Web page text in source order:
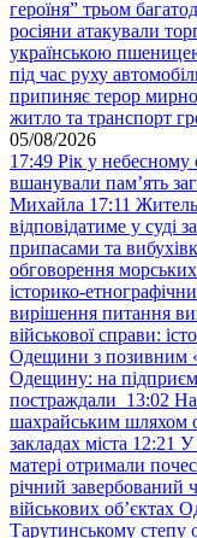
героїня” трьом
росіяни атакували
українською
під час руху
припиняє терор
житло та транспорт
05/08/2026
17:49 Рік у небесному
вшанували пам’ять
Михайла 17:11 Житель
відповідатиме у суді
припасами та
обговорення
історико-
вирішення питання
військової справи:
Одещини з позивним
Одещину: на
постраждали 13:02
шахрайським шляхом
закладах міста 12:21 У
матері отримали
річний завербований
військових обʼєктах
Тарутинському степу